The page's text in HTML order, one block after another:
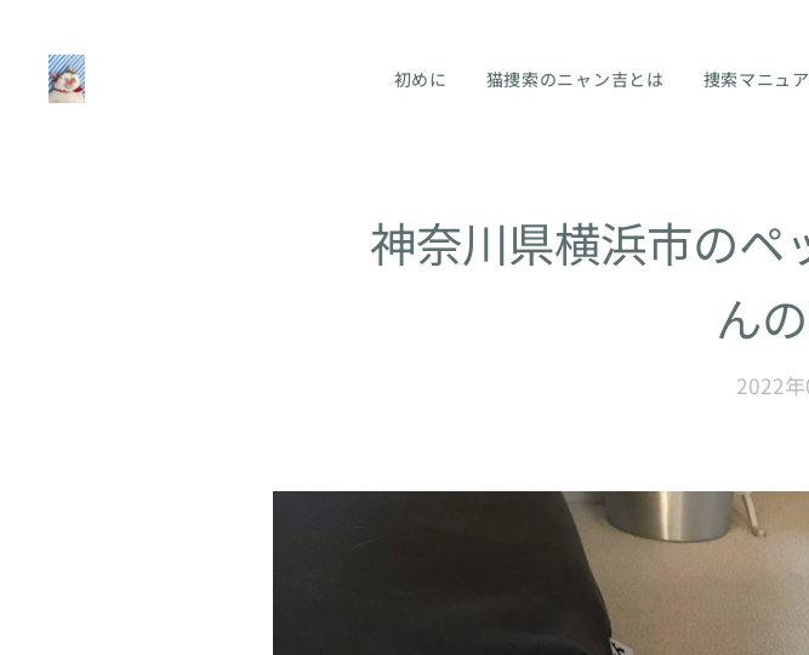
初めに 猫捜索のニャン吉とは 捜索マニュ
神奈川県横浜市のペ
ん
2022